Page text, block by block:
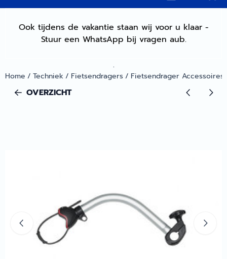
Ook tijdens de vakantie staan wij voor u klaar -
Stuur een WhatsApp bij vragen aub.
.
Home / Techniek/ Fietsendragers/ Fietsendrager Accessoires
OVERZICHT